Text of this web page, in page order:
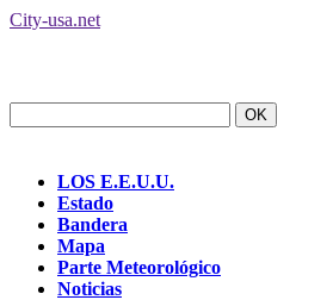
City-usa.net
LOS E.E.U.U.
Estado
Bandera
Mapa
Parte Meteorológico
Noticias